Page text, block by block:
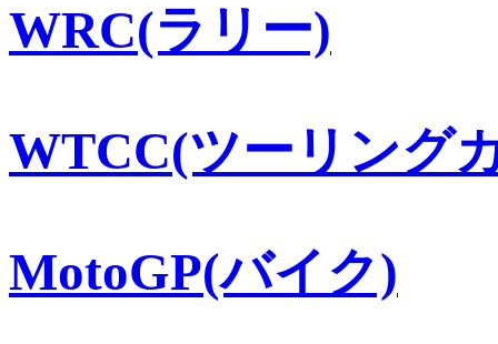
WRC(ラリー)
WTCC(ツーリング
MotoGP(バイク)